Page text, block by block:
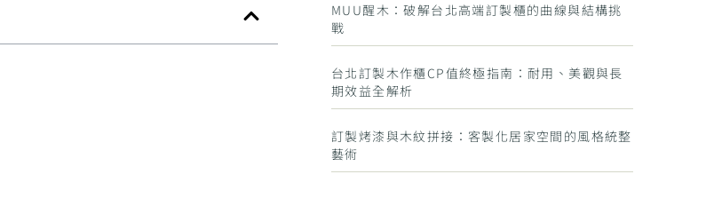
MUU醒木：破解台北高端訂製櫃的曲線與結構挑
戰
台北訂製木作櫃CP值終極指南：耐用、美觀與長
期效益全解析
訂製烤漆與木紋拼接：客製化居家空間的風格統整
藝術